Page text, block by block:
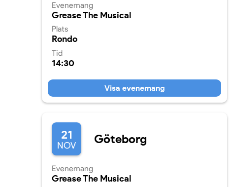
Plats
Rondo
Evenemang
Grease The Musical
Tid
14:30
Visa evenemang
21
NOV Göteborg
Evenemang
Grease The Musical